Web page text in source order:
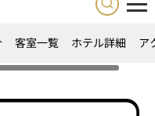
客室一覧 ホテル詳細 ア